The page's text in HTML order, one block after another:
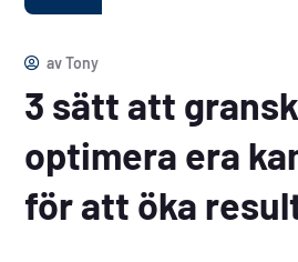
avTony
3 sätt att
optimera era
för att öka